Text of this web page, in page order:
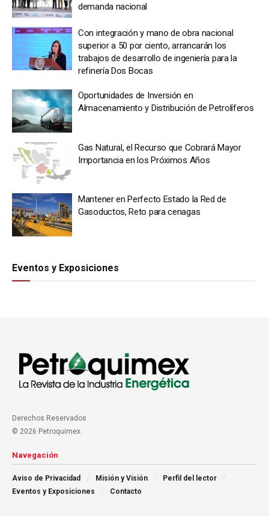
demanda nacional
Con integración y mano de obra nacional
superior a 50 por ciento, arrancarán los
trabajos de desarrollo de ingeniería para la
refinería Dos Bocas
Oportunidades de Inversión en
Almacenamiento y Distribución de Petrolíferos
Gas Natural, el Recurso que Cobrará Mayor
Importancia en los Próximos Años
Mantener en Perfecto Estado la Red de
Gasoductos, Reto para cenagas
Eventos y Exposiciones
Derechos Reservados
© 2026 Petroquimex.
Navegación
Aviso de Privacidad Misión y Visión
Perfil del lector
Eventos y Exposiciones
Contacto